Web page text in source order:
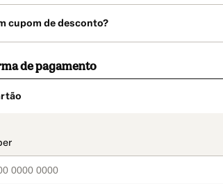
cupom de desconto?
de pagamento